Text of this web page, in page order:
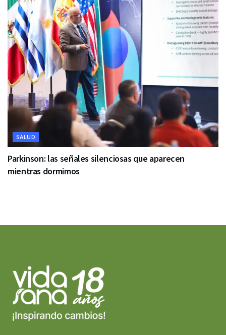
SALUD
Parkinson: las señales silenciosas que aparecen
mientras dormimos